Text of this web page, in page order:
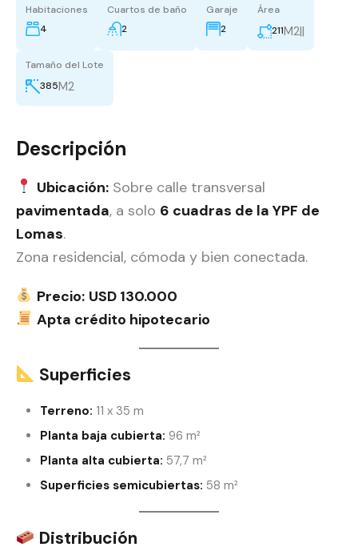
Habitaciones
4
Cuartos de baño
2
Garaje
2
Área
211M2||
Tamaño del Lote
385M2
Descripción
Ubicación:Sobre calle transversal
pavimentada, a solo 6 cuadras de la YPF de
Lomas.
Zona residencial, cómoda y bien conectada.
Precio: USD 130.000
Apta crédito hipotecario
Superficies
Terreno: 11 x 35 m
Planta baja cubierta: 96 m²
Planta alta cubierta: 57,7 m²
Superficies semicubiertas: 58 m²
Distribución